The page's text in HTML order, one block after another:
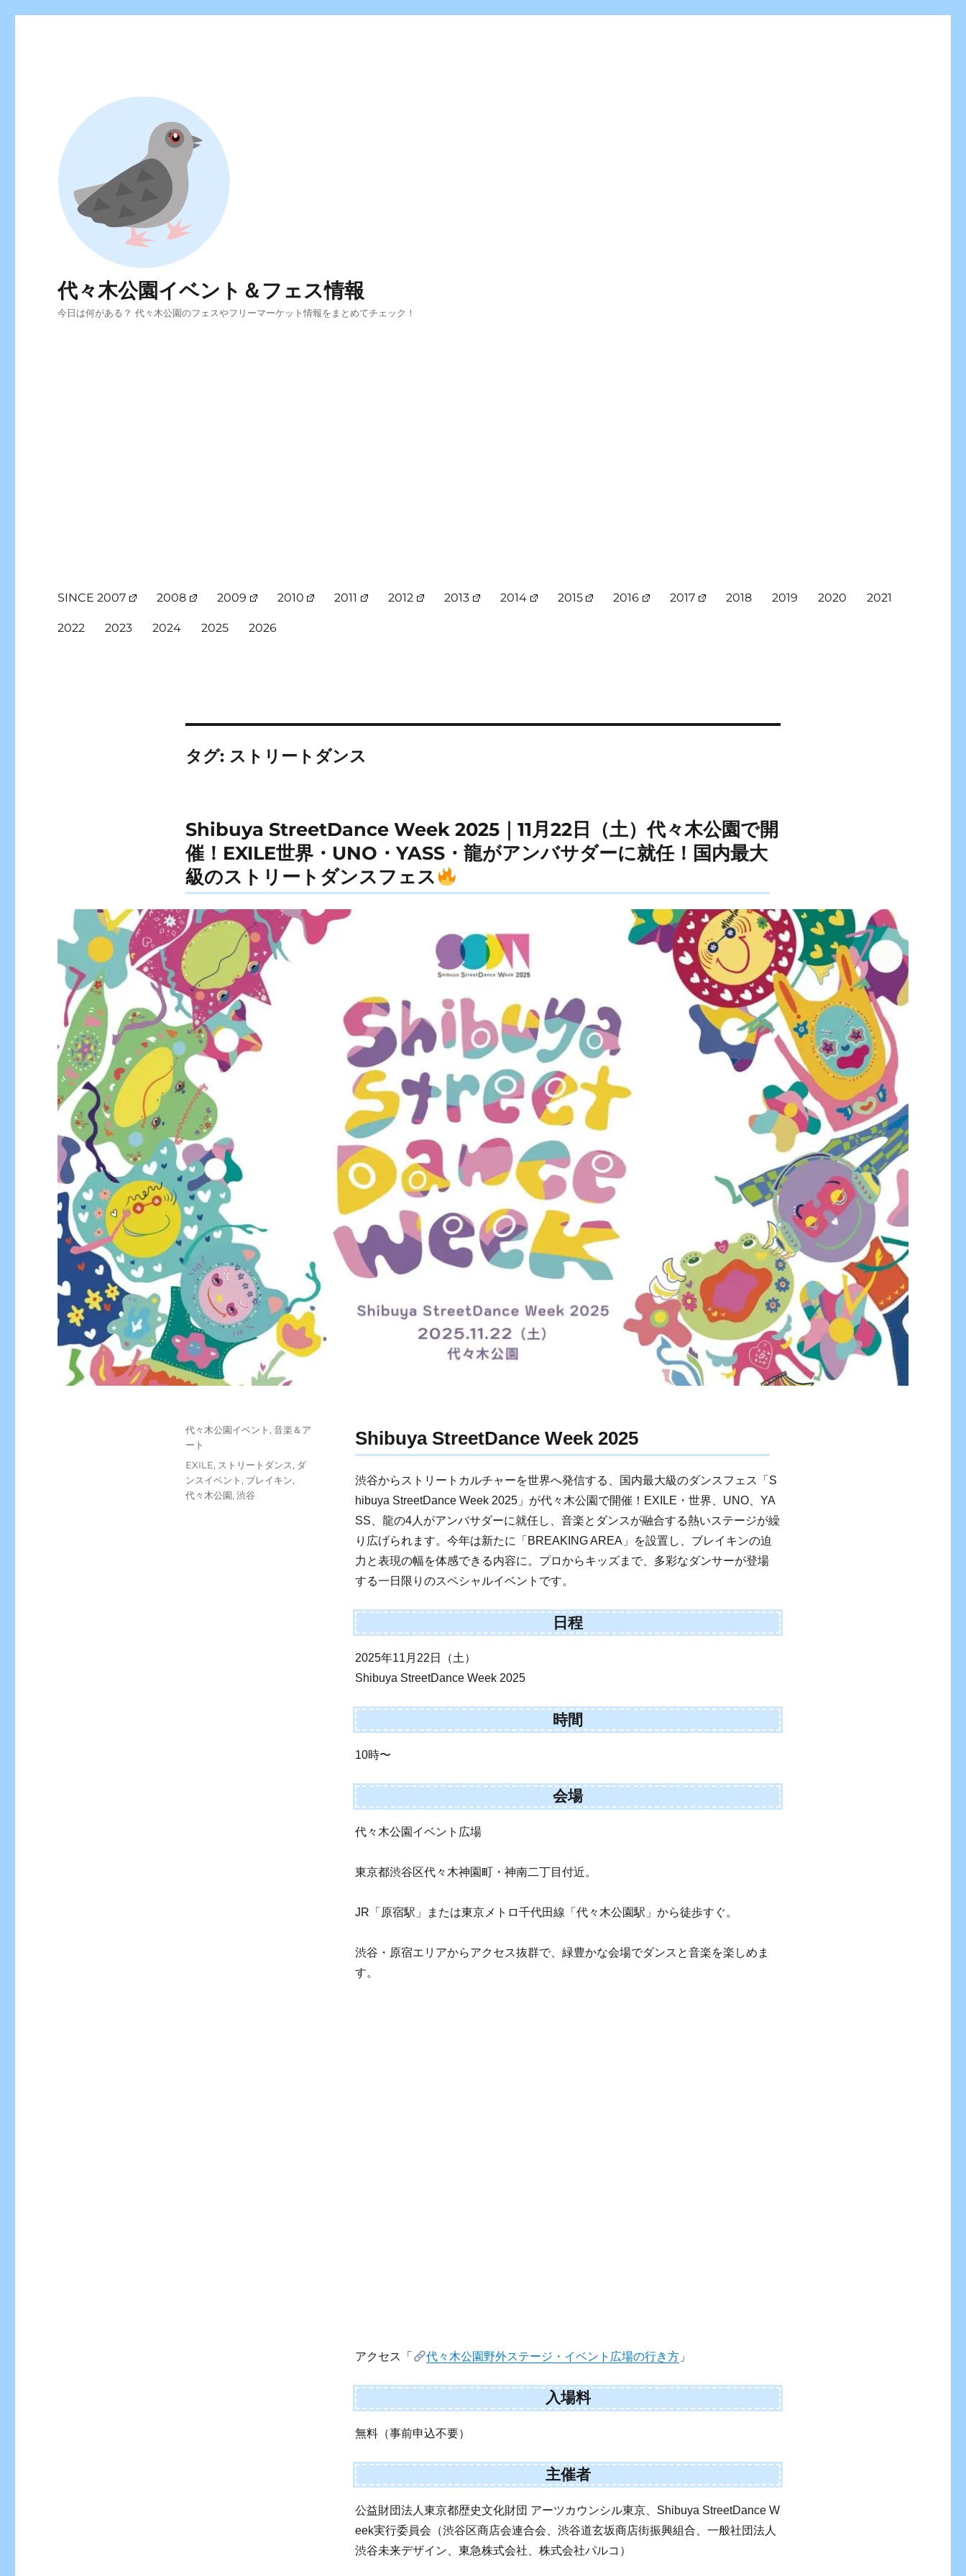
代々木公園イベント＆フェス情報
今日は何がある？ 代々木公園のフェスやフリーマーケット情報をまとめてチェック！
SINCE 2007 2008 2009 2010 2011 2012 2013 2014 2015 2016 2017 2018 2019 2020 2021
2022 2023 2024 2025 2026
タグ: ストリートダンス
Shibuya StreetDance Week 2025｜11月22日（土）代々木公園で開
催！EXILE世界・UNO・YASS・龍がアンバサダーに就任！国内最大
級のストリートダンスフェス
Shibuya StreetDance Week 2025
渋谷からストリートカルチャーを世界へ発信する、国内最大級のダンスフェス「S
hibuya StreetDance Week 2025」が代々木公園で開催！EXILE・世界、UNO、YA
SS、龍の4人がアンバサダーに就任し、音楽とダンスが融合する熱いステージが繰
り広げられます。今年は新たに「BREAKING AREA」を設置し、ブレイキンの迫
力と表現の幅を体感できる内容に。プロからキッズまで、多彩なダンサーが登場
する一日限りのスペシャルイベントです。
日程
2025年11月22日（土）
Shibuya StreetDance Week 2025
時間
10時〜
会場
代々木公園イベント広場
東京都渋谷区代々木神園町・神南二丁目付近。
JR「原宿駅」または東京メトロ千代田線「代々木公園駅」から徒歩すぐ。
渋谷・原宿エリアからアクセス抜群で、緑豊かな会場でダンスと音楽を楽しめま
す。
アクセス「 代々木公園野外ステージ・イベント広場の行き方」
入場料
無料（事前申込不要）
主催者
公益財団法人東京都歴史文化財団 アーツカウンシル東京、Shibuya StreetDance W
eek実行委員会（渋谷区商店会連合会、渋谷道玄坂商店街振興組合、一般社団法人
渋谷未来デザイン、東急株式会社、株式会社パルコ）
投
カ
テ
ー
代々木公園イベント , 音楽＆ア
ート
タ
グ
EXILE, ストリートダンス, ダ
ンスイベント , ブレイキン,
代々木公園, 渋谷